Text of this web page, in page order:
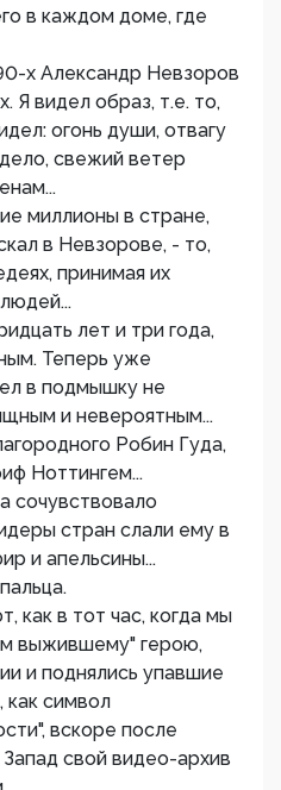
в каждом доме, где
х Александр Невзоров
Я видел образ, т.е. то,
огонь души, отвагу
свежий ветер
миллионы в стране,
в Невзорове, - то,
принимая их
лет и три года,
Теперь уже
в подмышку не
и невероятным...
Робин Гуда,
Ноттингем...
сочувствовало
стран слали ему в
и апельсины...
как в тот час, когда мы
выжившему" герою,
и поднялись упавшие
как символ
вскоре после
свой видео-архив